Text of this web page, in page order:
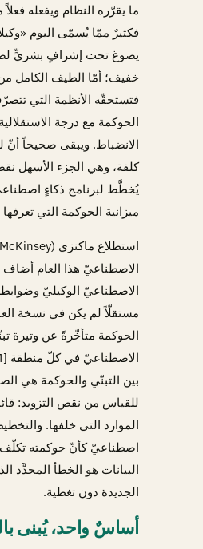
ما يقرّره النظام ويفعله
فكثيرٌ ممّا يُسمّى اليوم
يصوغ تحت إشرافٍ بشريٍّ
خفيف؛ أمّا الطيف الكامل
فتستحقّه الأنظمة التي
الحوكمة مع درجة
الانضباط. ويبقى صحيحاً أنّ
كلفة، وهي الجزء الأسهل
يُخطَّط لبرنامج ذكاءٍ
ميزانية الحوكمة التي
الاصطناعيّ هذا العام أضاف
الاصطناعيّ الوكيليّ
مستقلّاً لم يكن في نسخة
الحوكمة متأخّرةً عن وتيرة
بين التبنّي والحوكمة هي
للقياس من نقص التزويد:
الموارد التي خلفها.
اصطناعيّ كأنّ حوكمته تكلّف
البيانات هو الخطأ المحدَّد
الجديدة دون تغطية.
أساسٌ واحد، يُبنى